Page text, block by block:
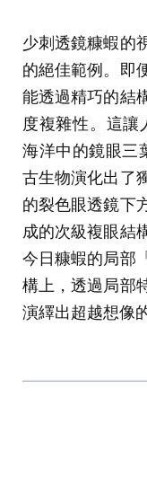
少刺透鏡糠蝦的
的絕佳範例。即
能透過精巧的結
度複雜性。這
海洋中的鏡眼三
古生物演化出了
的裂色眼透鏡下
成的次級複眼結
今日糠蝦的局部
構上，透過局部
演繹出超越想像